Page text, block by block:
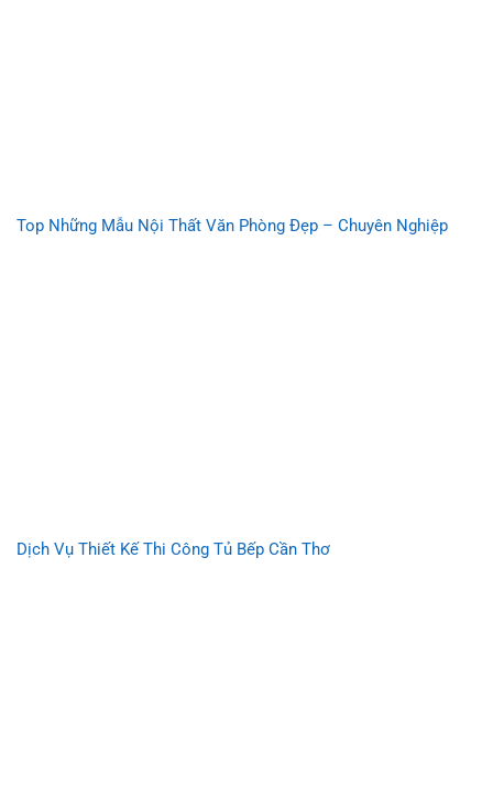
Top Những Mẫu Nội Thất Văn Phòng Đẹp – Chuyên Nghiệp
Dịch Vụ Thiết Kế Thi Công Tủ Bếp Cần Thơ